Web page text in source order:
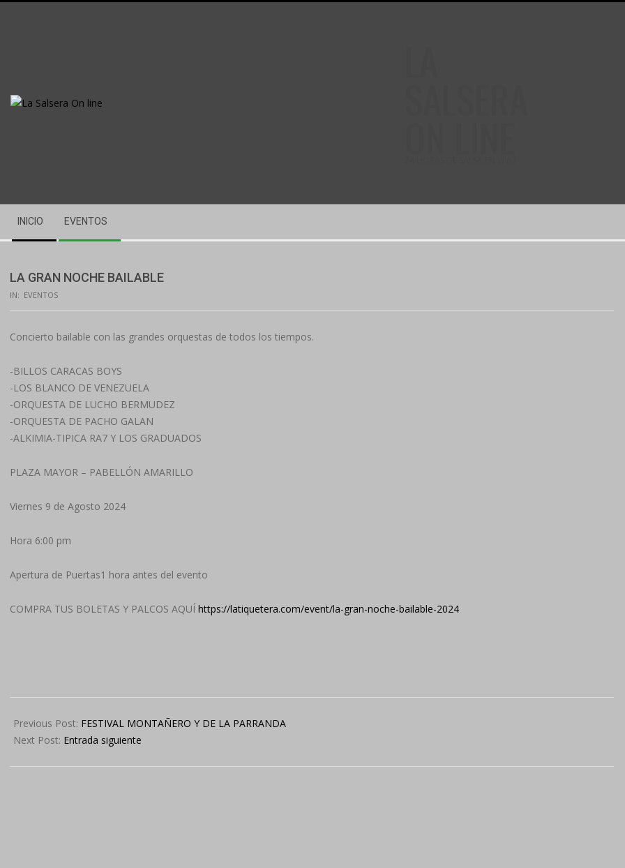
Navigation
Menu
INICIO EVENTOS
LA GRAN NOCHE BAILABLE
IN: EVENTOS
Concierto bailable con las grandes orquestas de todos los tiempos.
-BILLOS CARACAS BOYS
-LOS BLANCO DE VENEZUELA
-ORQUESTA DE LUCHO BERMUDEZ
-ORQUESTA DE PACHO GALAN
-ALKIMIA-TIPICA RA7 Y LOS GRADUADOS
PLAZA MAYOR – PABELLÓN AMARILLO
Viernes 9 de Agosto 2024
Hora 6:00 pm
Apertura de Puertas1 hora antes del evento
COMPRA TUS BOLETAS Y PALCOS AQUÍ https://latiquetera.com/event/la-gran-noche-bailable-2024
05-
23
Previous Post: FESTIVAL MONTAÑERO Y DE LA PARRANDA
Next Post: Entrada siguiente